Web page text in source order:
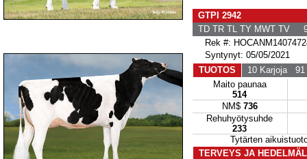
GTPI 2942
TD TR TL TY MWT TV
Rek #:
Syntynyt: 05/05/2021
TUOTOS
10 Karjoja91
Maito paunaa
514
NM$ 736
Rehuhyötysuhde
233
Tytärten
TERVEYS JA